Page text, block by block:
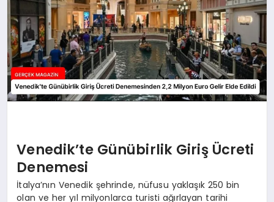
Venedik’te Günübirlik Giriş Ücreti
Denemesi
İtalya’nın Venedik şehrinde, nüfusu yaklaşık 250 bin
olan ve her yıl milyonlarca turisti ağırlayan tarihi